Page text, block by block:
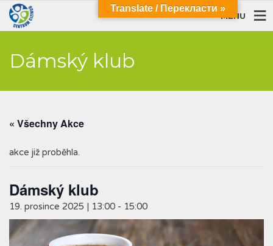
MENU
Dámský klub
« Všechny Akce
akce již proběhla.
Dámský klub
19. prosince 2025 | 13:00 - 15:00
Translate / Перекласти »